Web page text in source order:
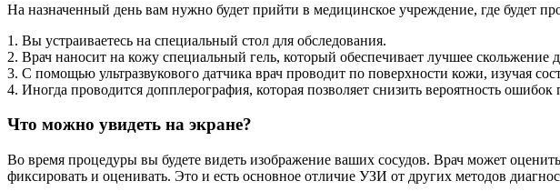
На назначенный день вам нужно будет прийти в медицинское учреждение, где будет
1. Вы устраиваетесь на специальный стол для обследования.
2. Врач наносит на кожу специальный гель, который обеспечивает лучшее скольжение
3. С помощью ультразвукового датчика врач проводит по поверхности кожи, изучая
4. Иногда проводится допплерография, которая позволяет снизить вероятность ошибок
Что можно увидеть на экране?
Во время процедуры вы будете видеть изображение ваших сосудов. Врач может
фиксировать и оценивать. Это и есть основное отличие УЗИ от других методов